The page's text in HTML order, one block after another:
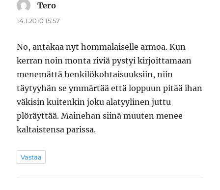
Tero
14.1.2010 15:57
No, antakaa nyt hommalaiselle armoa. Kun
kerran noin monta riviä pystyi kirjoittamaan
menemättä henkilökohtaisuuksiin, niin
täytyyhän se ymmärtää että loppuun pitää ihan
väkisin kuitenkin joku alatyylinen juttu
plöräyttää. Mainehan siinä muuten menee
kaltaistensa parissa.
Vastaa